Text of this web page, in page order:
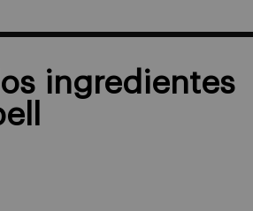
ingredientes